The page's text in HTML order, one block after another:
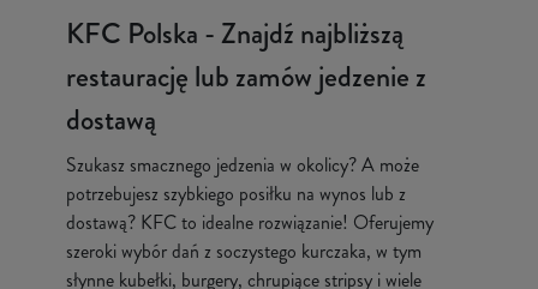
KFC Polska - Znajdź najbliższą
restaurację lub zamów jedzenie z
dostawą
Szukasz smacznego jedzenia w okolicy? A może
potrzebujesz szybkiego posiłku na wynos lub z
dostawą? KFC to idealne rozwiązanie! Oferujemy
szeroki wybór dań z soczystego kurczaka, w tym
słynne kubełki, burgery, chrupiące stripsy i wiele